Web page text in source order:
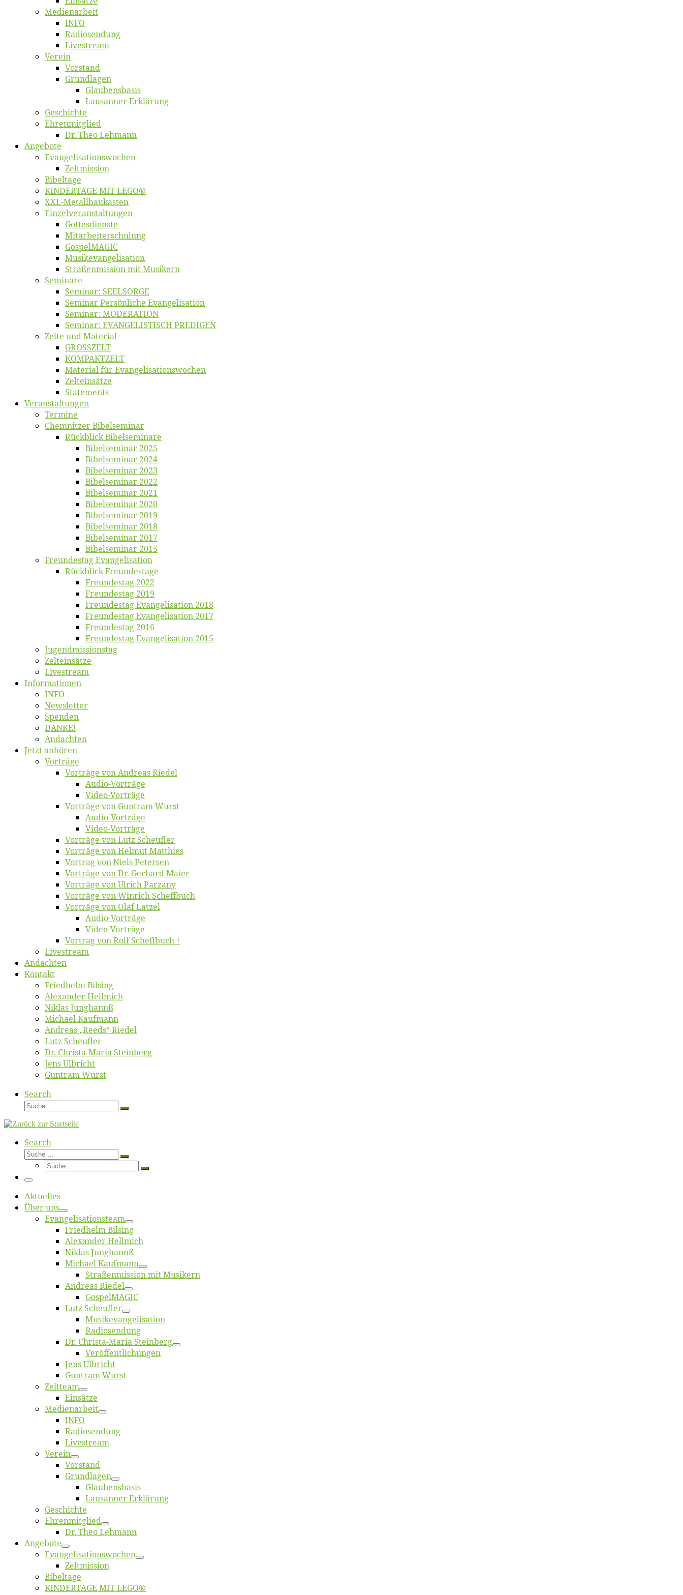
Me­di­en­ar­beit
INFO
Ra­dio­sen­dung
Live­stream
Ver­ein
Vor­stand
Grund­la­gen
Glaubens­ba­sis
Lausan­ner Erklärung
Ge­schich­te
Eh­ren­mit­glied
Dr. Theo Lehmann
An­ge­bo­te
Evangelisa­tions­wo­chen
Zelt­mis­si­on
Bi­bel­ta­ge
KINDERTAGE MIT LEGO®
XXL-Me­­tal­l­­bau­­kas­­ten
Einzelver­an­stal­tungen
Got­tes­diens­te
Mitarbeiter­schulung
Gos­pel­MA­GIC
Musikevan­ge­li­sa­tion
Straßenmis­sion mit Musikern
Se­mi­na­re
Se­mi­nar: SEELSORGE
Se­mi­nar Per­sön­li­che Evangelisation
Se­mi­nar: MODERATION
Se­mi­nar: EVANGELISTISCH PREDIGEN
Zel­te und Material
GROSSZELT
KOMPAKTZELT
Ma­te­ri­al für Evangelisationswochen
Zelt­ein­sät­ze
State­ments
Ver­an­stal­tun­gen
Ter­mi­ne
Chemnit­zer Bibelseminar
Rück­blick Bibelseminare
Bi­bel­se­mi­nar 2025
Bi­bel­se­mi­nar 2024
Bi­bel­se­mi­nar 2023
Bi­bel­se­mi­nar 2022
Bi­bel­se­mi­nar 2021
Bi­bel­se­mi­nar 2020
Bi­bel­se­mi­nar 2019
Bi­bel­se­mi­nar 2018
Bibelsemi­nar 2017
Bibelsemi­nar 2015
Freun­des­tag Evangelisation
Rück­blick Freundestage
Freun­des­tag 2022
Freun­des­tag 2019
Freun­des­tag Evan­ge­li­sa­ti­on 2018
Freun­des­tag Evan­ge­li­sa­ti­on 2017
Freun­des­tag 2016
Freun­des­tag Evan­ge­li­sa­ti­on 2015
Jugend­mis­sions­tag
Zelt­ein­sät­ze
Live­stream
Informatio­nen
INFO
News­let­ter
Spen­den
DANKE!
An­dach­ten
Jetzt an­hö­ren
Vor­trä­ge
Vor­trä­ge von An­dre­as Riedel
Au­dio-Vor­trä­ge
Vi­deo-Vor­trä­ge
Vor­trä­ge von Gun­tram Wurst
Au­dio-Vor­trä­ge
Vi­deo-Vor­trä­ge
Vor­trä­ge von Lutz Scheufler
Vor­trä­ge von Hel­mut Matthies
Vor­trag von Niels Petersen
Vor­trä­ge von Dr. Ger­hard Maier
Vor­trä­ge von Ul­rich Parzany
Vor­trä­ge von Win­rich Scheffbuch
Vor­trä­ge von Olaf Latzel
Au­dio-Vor­trä­ge
Vi­deo-Vor­trä­ge
Vor­trag von Rolf Scheffbuch †
Live­stream
An­dach­ten
Kon­takt
Fried­helm Bilsing
Alex­an­der Hellmich
Ni­klas Junghannß
Mi­cha­el Kaufmann
An­dre­as „Reeds“ Riedel
Lutz Scheuf­ler
Dr. Chris­­ta-Ma­ria Steinberg
Jens Ulb­richt
Gun­tram Wurst
Search
Suche
Suche
Search
Suche
Suche
Suche
Suche
Menü
Ak­tu­el­les
Über uns
Evangelisa­tions­team
Fried­helm Bilsing
Alex­an­der Hellmich
Ni­klas Junghannß
Mi­cha­el Kaufmann
Straßenmis­sion mit Musikern
An­dre­as Riedel
Gos­pel­MA­GIC
Lutz Scheuf­ler
Musikevan­ge­li­sa­tion
Ra­dio­sen­dung
Dr. Chris­­ta-Ma­ria Steinberg
Ver­öf­fent­li­chun­gen
Jens Ulb­richt
Gun­tram Wurst
Zelt­team
Ein­sät­ze
Me­di­en­ar­beit
INFO
Ra­dio­sen­dung
Live­stream
Ver­ein
Vor­stand
Grund­la­gen
Glaubens­ba­sis
Lausan­ner Erklärung
Ge­schich­te
Eh­ren­mit­glied
Dr. Theo Lehmann
An­ge­bo­te
Evangelisa­tions­wo­chen
Zelt­mis­si­on
Bi­bel­ta­ge
KINDERTAGE MIT LEGO®